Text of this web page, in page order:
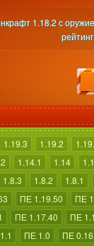
1.18.2 с
1.19.3 1.19.2
1.14.1 1.14
1.8.3 1.8.2 1.8.1
ПЕ 1.19.50 ПЕ
ПЕ 1.17.40 ПЕ
ПЕ 1.0 ПЕ 0.16